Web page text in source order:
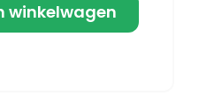
winkelwagen